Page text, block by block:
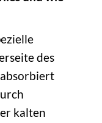
des
absorbiert
kalten